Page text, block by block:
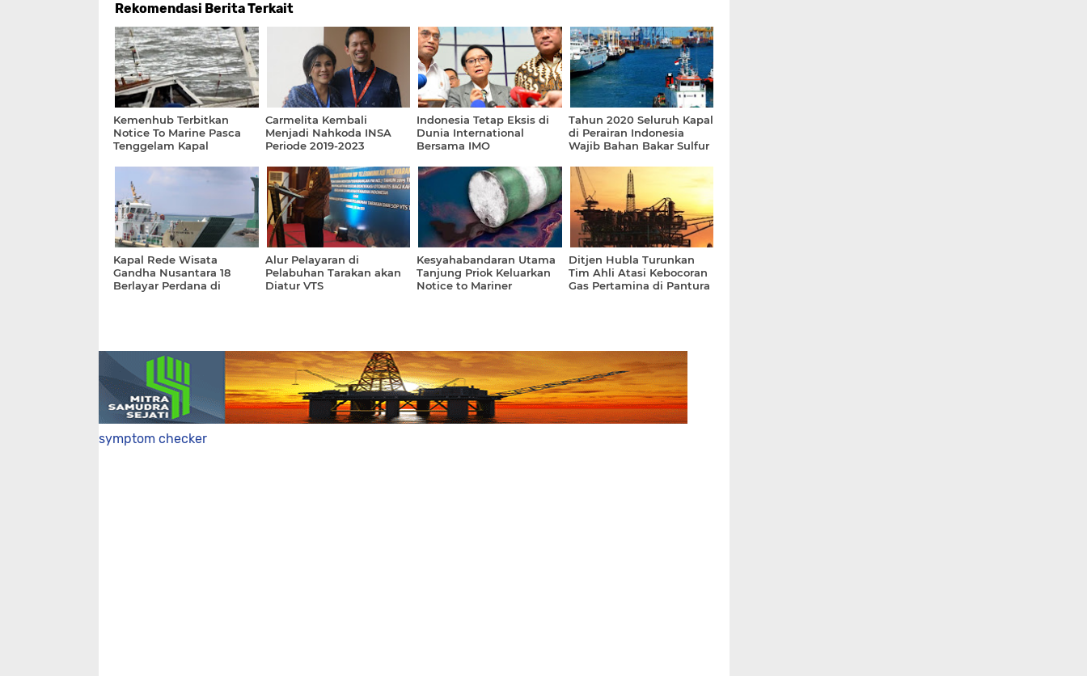
Rekomendasi Berita Terkait
Kemenhub Terbitkan
Notice To Marine Pasca
Tenggelam Kapal
Carmelita Kembali
Menjadi Nahkoda INSA
Periode 2019-2023
Indonesia Tetap Eksis di
Dunia International
Bersama IMO
Tahun 2020 Seluruh Kapal
di Perairan Indonesia
Wajib Bahan Bakar Sulfur
Kapal Rede Wisata
Gandha Nusantara 18
Berlayar Perdana di
Alur Pelayaran di
Pelabuhan Tarakan akan
Diatur VTS
Kesyahabandaran Utama
Tanjung Priok Keluarkan
Notice to Mariner
Ditjen Hubla Turunkan
Tim Ahli Atasi Kebocoran
Gas Pertamina di Pantura
symptom checker